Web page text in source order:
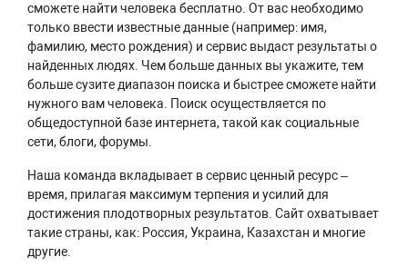
сможете найти человека бесплатно. От вас необходимо
только ввести известные данные (например: имя,
фамилию, место рождения) и сервис выдаст результаты о
найденных людях. Чем больше данных вы укажите, тем
больше сузите диапазон поиска и быстрее сможете найти
нужного вам человека. Поиск осуществляется по
общедоступной базе интернета, такой как социальные
сети, блоги, форумы.
Наша команда вкладывает в сервис ценный ресурс –
время, прилагая максимум терпения и усилий для
достижения плодотворных результатов. Сайт охватывает
такие страны, как: Россия, Украина, Казахстан и многие
другие.